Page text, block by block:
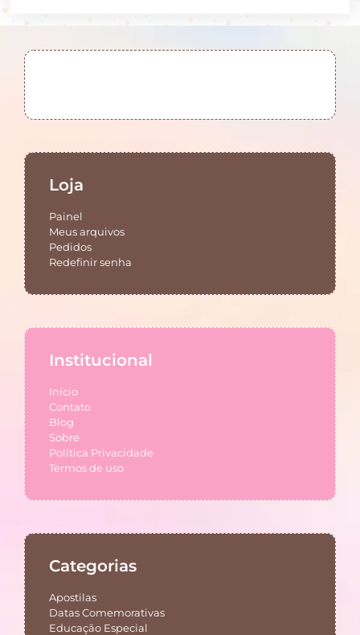
Loja
Painel
Meus arquivos
Pedidos
Redefinir senha
Institucional
Início
Contato
Blog
Sobre
Política Privacidade
Termos de uso
Categorias
Apostilas
Datas Comemorativas
Educação Especial